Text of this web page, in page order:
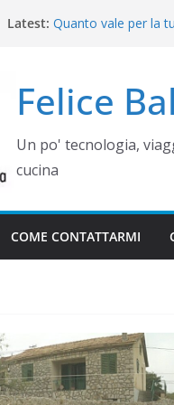
Latest: Quanto vale per la
Rimettere in
Campania
Controllo operativo
gestionale su
Felice
Un po' tecnologia,
cucina
COME CONTATTARMI
WEB E COMUNICAZIONE
COME